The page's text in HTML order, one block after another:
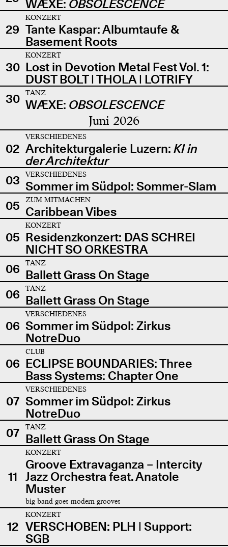
WÆXE: OBSOLESCENCE
29
KONZERT
Tante Kaspar: Albumtaufe &
Basement Roots
30
KONZERT
Lost in Devotion Metal Fest Vol. 1:
DUST BOLT | THOLA | LOTRIFY
30
TANZ
WÆXE: OBSOLESCENCE
Juni 2026
02
VERSCHIEDENES
Architekturgalerie Luzern: KI in
der Architektur
03
VERSCHIEDENES
Sommer im Südpol: Sommer-Slam
05
ZUM MITMACHEN
Caribbean Vibes
05
KONZERT
Residenzkonzert: DAS SCHREI
NICHT SO ORKESTRA
06
TANZ
Ballett Grass On Stage
06
TANZ
Ballett Grass On Stage
06
VERSCHIEDENES
Sommer im Südpol: Zirkus
NotreDuo
06
CLUB
ECLIPSE BOUNDARIES: Three
Bass Systems: Chapter One
07
VERSCHIEDENES
Sommer im Südpol: Zirkus
NotreDuo
07
TANZ
Ballett Grass On Stage
11
KONZERT
Groove Extravaganza – Intercity
Jazz Orchestra feat. Anatole
Muster
big band goes modern grooves
12
KONZERT
VERSCHOBEN: PLH | Support:
SGB